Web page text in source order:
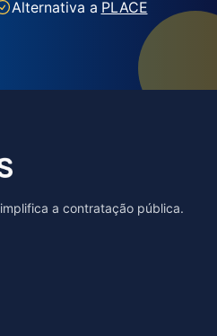
Alternativa a PLACE
a contratação pública.